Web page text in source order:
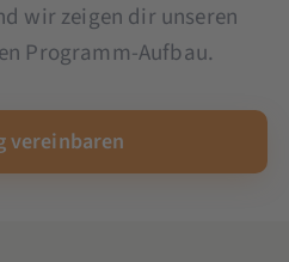
wir zeigen dir unseren
Programm-Aufbau.
vereinbaren